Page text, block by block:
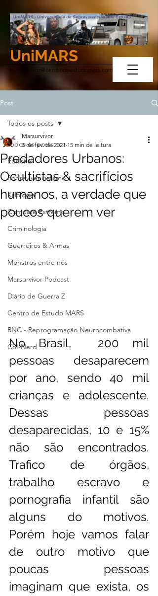
UniMARS
marsurvivor@centrodeestudomars.com
Post
Todos os posts
Editorial
Sobrevivencialismo
Killologia
Combate Extremo
Criminologia
Guerreiros & Armas
Monstros entre nós
Marsurvivor Podcast
Diário de Guerra Z
Centro de Estudo MARS
RNC - Reprogramação Neurocombativa
CSI-Nerd
Todos os posts
Predadores Urbanos:
Ocultistas & sacrifícios
humanos, a verdade que
poucos querem ver
Marsurvivor
3 de fev. de 2021 15 min de leitura
No Brasil,  200 mil
pessoas desaparecem
por ano, sendo 40 mil
crianças e adolescente.
Dessas pessoas
desaparecidas, 10 e 15%
não são encontrados.
Trafico de órgãos,
trabalho escravo e
pornografia infantil são
alguns do motivos.
Porém hoje vamos falar
de outro motivo que
poucas pessoas
imaginam que exista, os